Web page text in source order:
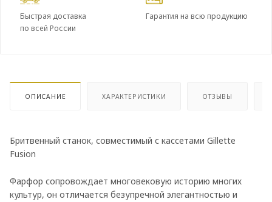
Быстрая доставка
по всей России
Гарантия на всю продукцию
ОПИСАНИЕ ХАРАКТЕРИСТИКИ ОТЗЫВЫ
Бритвенный станок, совместимый с кассетами Gillette
Fusion
Фарфор сопровождает многовековую историю многих
культур, он отличается безупречной элегантностью и